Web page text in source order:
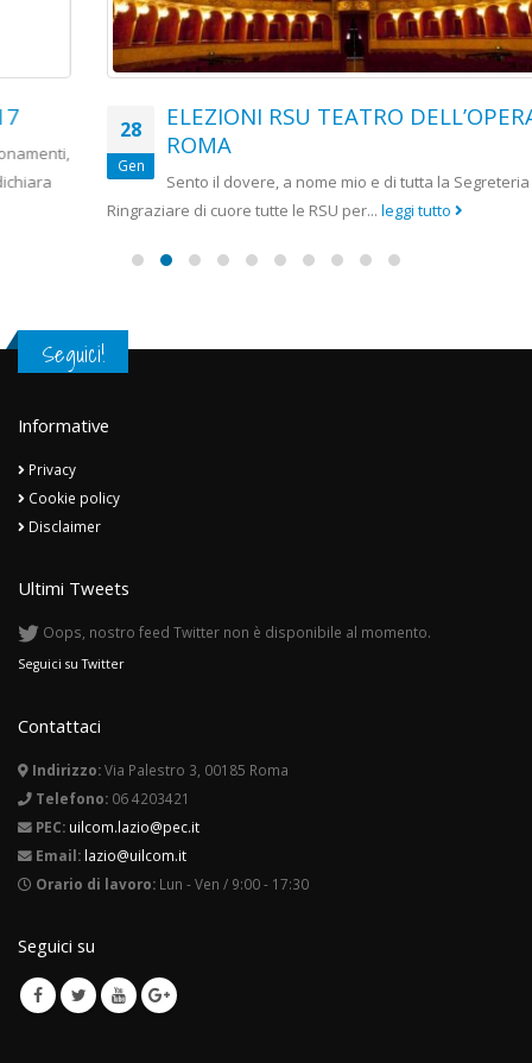
Gen
ELEZIONI RSU TEATRO DELL’OPERA DI
ROMA
Sento il dovere, a nome mio e di tutta la Segreteria di
Ringraziare di cuore tutte le RSU per... leggi tutto
Seguici!
Informative
Privacy
Cookie policy
Disclaimer
Ultimi Tweets
Oops, nostro feed Twitter non è disponibile al momento.
Seguici su Twitter
Contattaci
Indirizzo:Via Palestro 3, 00185 Roma
Telefono: 06 4203421
PEC: uilcom.lazio@pec.it
Email: lazio@uilcom.it
Orario di lavoro: Lun - Ven / 9:00 - 17:30
Seguici su